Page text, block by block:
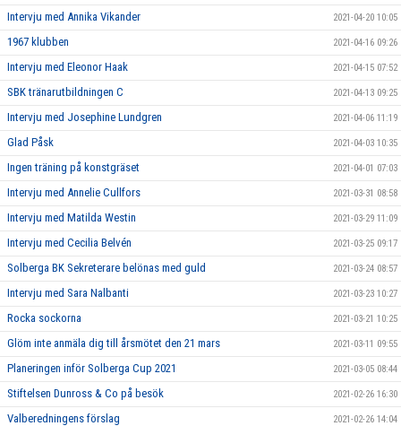
Intervju med Annika Vikander 2021-04-20 10:05
1967 klubben 2021-04-16 09:26
Intervju med Eleonor Haak 2021-04-15 07:52
SBK tränarutbildningen C 2021-04-13 09:25
Intervju med Josephine Lundgren 2021-04-06 11:19
Glad Påsk 2021-04-03 10:35
Ingen träning på konstgräset 2021-04-01 07:03
Intervju med Annelie Cullfors 2021-03-31 08:58
Intervju med Matilda Westin 2021-03-29 11:09
Intervju med Cecilia Belvén 2021-03-25 09:17
Solberga BK Sekreterare belönas med guld 2021-03-24 08:57
Intervju med Sara Nalbanti 2021-03-23 10:27
Rocka sockorna 2021-03-21 10:25
Glöm inte anmäla dig till årsmötet den 21 mars 2021-03-11 09:55
Planeringen inför Solberga Cup 2021 2021-03-05 08:44
Stiftelsen Dunross & Co på besök 2021-02-26 16:30
Valberedningens förslag 2021-02-26 14:04